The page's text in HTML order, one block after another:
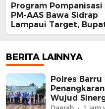
Program Pompanisasi
PM-AAS Bawa Sidrap
Lampaui Target,
Siapkan Hadiah Umrah
BERITA LAINNYA
Polres
Wujud